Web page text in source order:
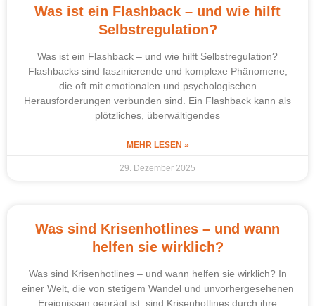
Was ist ein Flashback – und wie hilft
Selbstregulation?
Was ist ein Flashback – und wie hilft Selbstregulation?
Flashbacks sind faszinierende und komplexe Phänomene,
die oft mit emotionalen und psychologischen
Herausforderungen verbunden sind. Ein Flashback kann als
plötzliches, überwältigendes
MEHR LESEN »
29. Dezember 2025
Was sind Krisenhotlines – und wann
helfen sie wirklich?
Was sind Krisenhotlines – und wann helfen sie wirklich? In
einer Welt, die von stetigem Wandel und unvorhergesehenen
Ereignissen geprägt ist, sind Krisenhotlines durch ihre